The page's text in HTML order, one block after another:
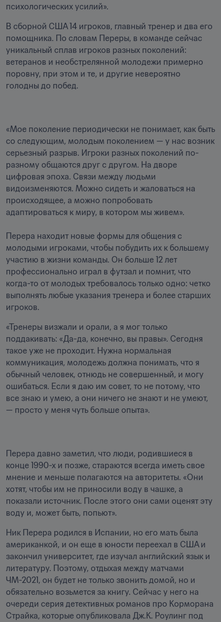
психологических усилий».
В сборной США 14 игроков, главный тренер и два его
помощника. По словам Переры, в команде сейчас
уникальный сплав игроков разных поколений:
ветеранов и необстрелянной молодежи примерно
поровну, при этом и те, и другие невероятно
голодны до побед.
«Мое поколение периодически не понимает, как быть
со следующим, молодым поколением — у нас возник
серьезный разрыв. Игроки разных поколений по-
разному общаются друг с другом. На дворе
цифровая эпоха. Связи между людьми
видоизменяются. Можно сидеть и жаловаться на
происходящее, а можно попробовать
адаптироваться к миру, в котором мы живем».
Перера находит новые формы для общения с
молодыми игроками, чтобы побудить их к большему
участию в жизни команды. Он больше 12 лет
профессионально играл в футзал и помнит, что
когда-то от молодых требовалось только одно: четко
выполнять любые указания тренера и более старших
игроков.
«Тренеры визжали и орали, а я мог только
поддакивать: «Да-да, конечно, вы правы». Сегодня
такое уже не проходит. Нужна нормальная
коммуникация, молодежь должна понимать, что я
обычный человек, отнюдь не совершенный, и могу
ошибаться. Если я даю им совет, то не потому, что
все знаю и умею, а они ничего не знают и не умеют,
— просто у меня чуть больше опыта».
Перера давно заметил, что люди, родившиеся в
конце 1990-х и позже, стараются всегда иметь свое
мнение и меньше полагаются на авторитеты. «Они
хотят, чтобы им не приносили воду в чашке, а
показали источник. После этого они сами оценят эту
воду и, может быть, попьют».
Ник Перера родился в Испании, но его мать была
американкой, и он еще в юности переехал в США и
закончил университет, где изучал английский язык и
литературу. Поэтому, отдыхая между матчами
ЧМ-2021, он будет не только звонить домой, но и
обязательно возьмется за книгу. Сейчас у него на
очереди серия детективных романов про Корморана
Страйка, которые опубликовала Дж.К. Роулинг под